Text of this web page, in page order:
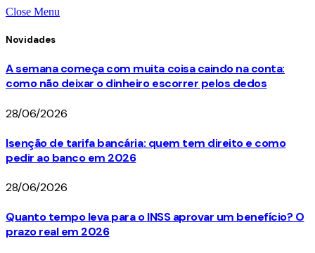
Close Menu
Novidades
A semana começa com muita coisa caindo na conta:
como não deixar o dinheiro escorrer pelos dedos
28/06/2026
Isenção de tarifa bancária: quem tem direito e como
pedir ao banco em 2026
28/06/2026
Quanto tempo leva para o INSS aprovar um benefício? O
prazo real em 2026